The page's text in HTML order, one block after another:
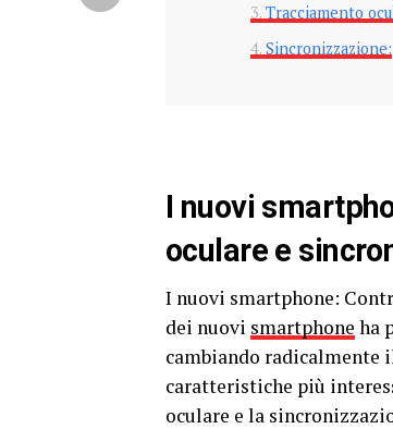
Tracciamento
Sincronizzazione:
I nuovi
oculare e
I nuovi smartphone:
dei nuovi smartphone ha
cambiando
caratteristiche più
oculare e la